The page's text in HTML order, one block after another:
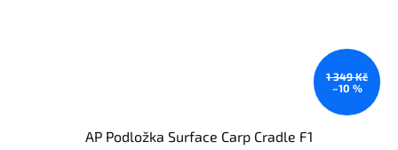
1 349 Kč
–10 %
AP Podložka Surface Carp Cradle F1